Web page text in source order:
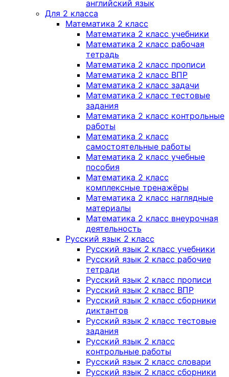
английский язык
Для 2 класса
Математика 2 класс
Математика 2 класс учебники
Математика 2 класс рабочая
тетрадь
Математика 2 класс прописи
Математика 2 класс ВПР
Математика 2 класс задачи
Математика 2 класс тестовые
задания
Математика 2 класс контрольные
работы
Математика 2 класс
самостоятельные работы
Математика 2 класс учебные
пособия
Математика 2 класс
комплексные тренажёры
Математика 2 класс наглядные
материалы
Математика 2 класс внеурочная
деятельность
Русский язык 2 класс
Русский язык 2 класс учебники
Русский язык 2 класс рабочие
тетради
Русский язык 2 класс прописи
Русский язык 2 класс ВПР
Русский язык 2 класс сборники
диктантов
Русский язык 2 класс тестовые
задания
Русский язык 2 класс
контрольные работы
Русский язык 2 класс словари
Русский язык 2 класс сборники